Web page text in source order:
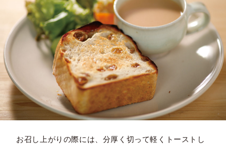
お召し上がりの際には、分厚く切って軽くトーストし